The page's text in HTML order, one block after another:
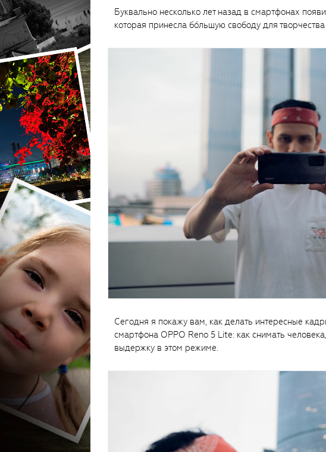
Буквально несколько лет назад в смартфонах
которая принесла бóльшую свободу для
Сегодня я покажу вам, как делать интересные
смартфона OPPO Reno 5 Lite: как снимать
выдержку в этом режиме.